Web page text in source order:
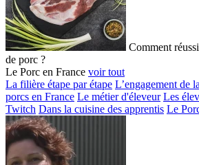
Comment
de porc ?
Le Porc en France voir tout
La filière étape par étape L’engagement de
porcs en France Le métier d'éleveur Les
Twitch Dans la cuisine des apprentis Le